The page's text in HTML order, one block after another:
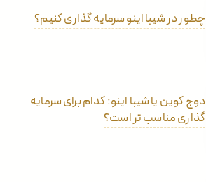
چطور در شیبا اینو سرمایه گذاری کنیم؟
دوج کوین یا شیبا اینو: کدام برای سرمایه
گذاری مناسب تر است؟